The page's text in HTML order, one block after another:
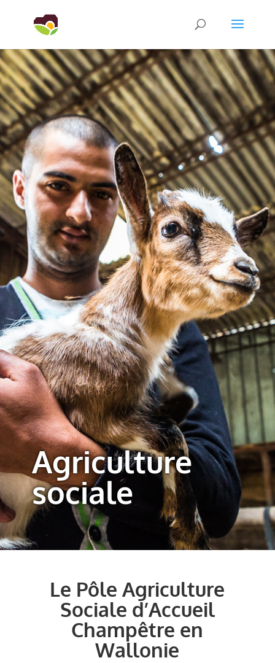
Agriculture
sociale
Le Pôle Agriculture
Sociale d’Accueil
Champêtre en
Wallonie